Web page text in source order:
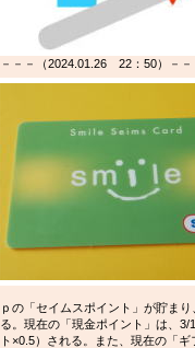
－－－（2024.01.26 22：50）－－
ｐの「セイムスポイント」が貯ま
る。現在の「現金ポイント」は、
ト×0.5）される。また、現在の「